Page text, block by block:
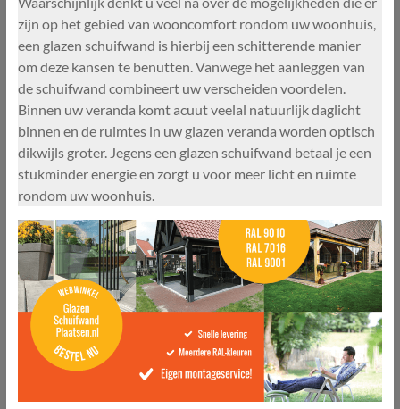
zijn op het gebied van wooncomfort rondom uw woonhuis,
een glazen schuifwand is hierbij een schitterende manier
om deze kansen te benutten. Vanwege het aanleggen van
de schuifwand combineert uw verscheiden voordelen.
Binnen uw veranda komt acuut veelal natuurlijk daglicht
binnen en de ruimtes in uw glazen veranda worden optisch
dikwijls groter. Jegens een glazen schuifwand betaal je een
stukminder energie en zorgt u voor meer licht en ruimte
rondom uw woonhuis.